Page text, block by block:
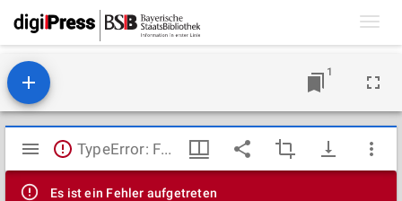
1
Mirador
Viewer
TypeError: Failed to fetch
Es ist ein Fehler aufgetreten